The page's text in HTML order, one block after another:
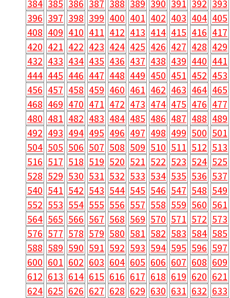
384 385 386 387 388 389 390 391 392 393
396 397 398 399 400 401 402 403 404 405
408 409 410 411 412 413 414 415 416 417
420 421 422 423 424 425 426 427 428 429
432 433 434 435 436 437 438 439 440 441
444 445 446 447 448 449 450 451 452 453
456 457 458 459 460 461 462 463 464 465
468 469 470 471 472 473 474 475 476 477
480 481 482 483 484 485 486 487 488 489
492 493 494 495 496 497 498 499 500 501
504 505 506 507 508 509 510 511 512 513
516 517 518 519 520 521 522 523 524 525
528 529 530 531 532 533 534 535 536 537
540 541 542 543 544 545 546 547 548 549
552 553 554 555 556 557 558 559 560 561
564 565 566 567 568 569 570 571 572 573
576 577 578 579 580 581 582 583 584 585
588 589 590 591 592 593 594 595 596 597
600 601 602 603 604 605 606 607 608 609
612 613 614 615 616 617 618 619 620 621
624 625 626 627 628 629 630 631 632 633